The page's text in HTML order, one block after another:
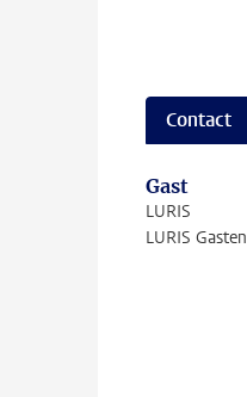
Contact
Gast
LURIS
LURIS Gasten